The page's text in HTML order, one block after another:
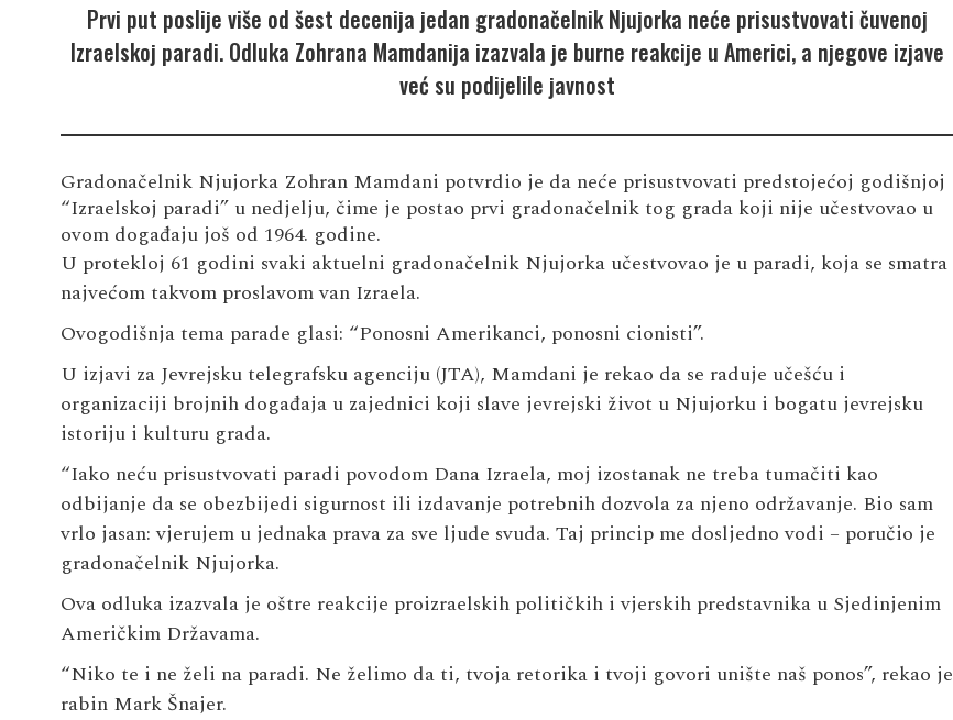
Prvi put poslije više od šest decenija jedan gradonačelnik Njujorka neće prisustvovati čuvenoj
Izraelskoj paradi. Odluka Zohrana Mamdanija izazvala je burne reakcije u Americi, a njegove izjave
već su podijelile javnost
Gradonačelnik Njujorka Zohran Mamdani potvrdio je da neće prisustvovati predstojećoj godišnjoj
“Izraelskoj paradi” u nedjelju, čime je postao prvi gradonačelnik tog grada koji nije učestvovao u
ovom događaju još od 1964. godine.
U protekloj 61 godini svaki aktuelni gradonačelnik Njujorka učestvovao je u paradi, koja se smatra
najvećom takvom proslavom van Izraela.
Ovogodišnja tema parade glasi: “Ponosni Amerikanci, ponosni cionisti”.
U izjavi za Jevrejsku telegrafsku agenciju (JTA), Mamdani je rekao da se raduje učešću i
organizaciji brojnih događaja u zajednici koji slave jevrejski život u Njujorku i bogatu jevrejsku
istoriju i kulturu grada.
“Iako neću prisustvovati paradi povodom Dana Izraela, moj izostanak ne treba tumačiti kao
odbijanje da se obezbijedi sigurnost ili izdavanje potrebnih dozvola za njeno održavanje. Bio sam
vrlo jasan: vjerujem u jednaka prava za sve ljude svuda. Taj princip me dosljedno vodi – poručio je
gradonačelnik Njujorka.
Ova odluka izazvala je oštre reakcije proizraelskih političkih i vjerskih predstavnika u Sjedinjenim
Američkim Državama.
“Niko te i ne želi na paradi. Ne želimo da ti, tvoja retorika i tvoji govori unište naš ponos”, rekao je
rabin Mark Šnajer.